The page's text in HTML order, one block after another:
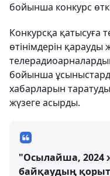
бойынша конкурс
Конкурсқа қатысуға
өтінімдерін қарауды
бойынша
хабарларын
жүзеге асырды.
"Осылайша, 2024
байқаудың